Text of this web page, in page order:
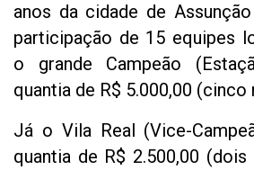
anos da cidade de
participação de 15 equipes
o grande Campeão
quantia de R$ 5.000,00 (cinco
Já o Vila Real (Vice-
quantia de R$ 2.500,00